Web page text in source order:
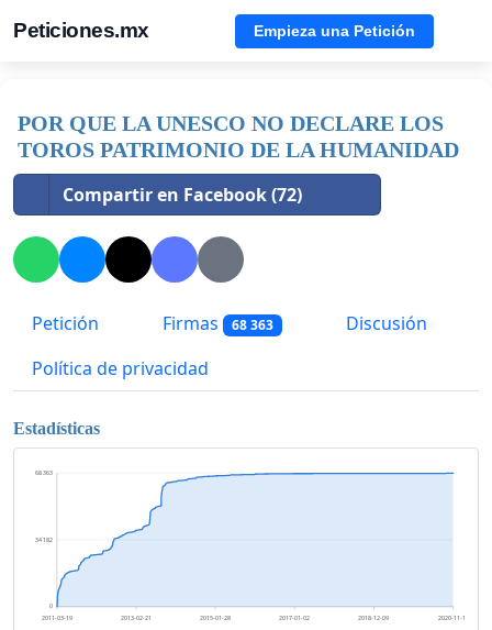
Peticiones.mx Empieza una Petición
POR QUE LA UNESCO NO DECLARE LOS
TOROS PATRIMONIO DE LA HUMANIDAD
Compartir en Facebook (72)
Petición Firmas 68 363
Discusión
Política de privacidad
Estadísticas
0
34 182
68 363
2011-03-19 2013-02-21 2015-01-28 2017-01-02 2018-12-09 2020-11-13